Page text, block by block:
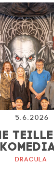
5.6.2026
Dracula